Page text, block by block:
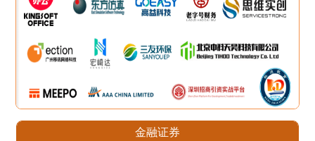
金融证券